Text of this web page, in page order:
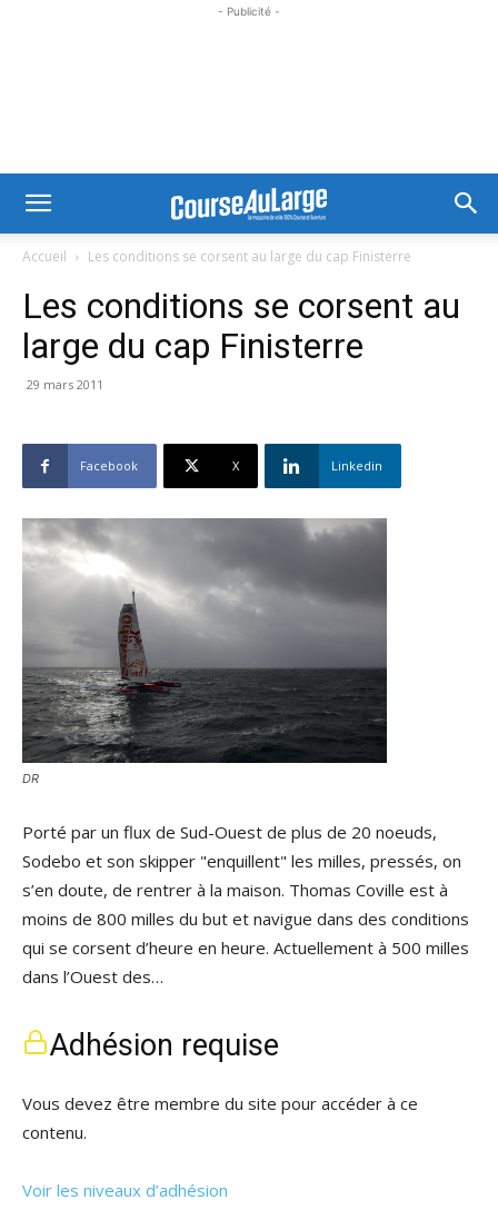
- Publicité -
Accueil Les conditions se corsent au large du cap Finisterre
Les conditions se corsent au
large du cap Finisterre
29 mars 2011
Facebook X Linkedin
DR
Porté par un flux de Sud-Ouest de plus de 20 noeuds,
Sodebo et son skipper "enquillent" les milles, pressés, on
s’en doute, de rentrer à la maison. Thomas Coville est à
moins de 800 milles du but et navigue dans des conditions
qui se corsent d’heure en heure. Actuellement à 500 milles
dans l’Ouest des…
Adhésion requise
Vous devez être membre du site pour accéder à ce
contenu.
Voir les niveaux d’adhésion